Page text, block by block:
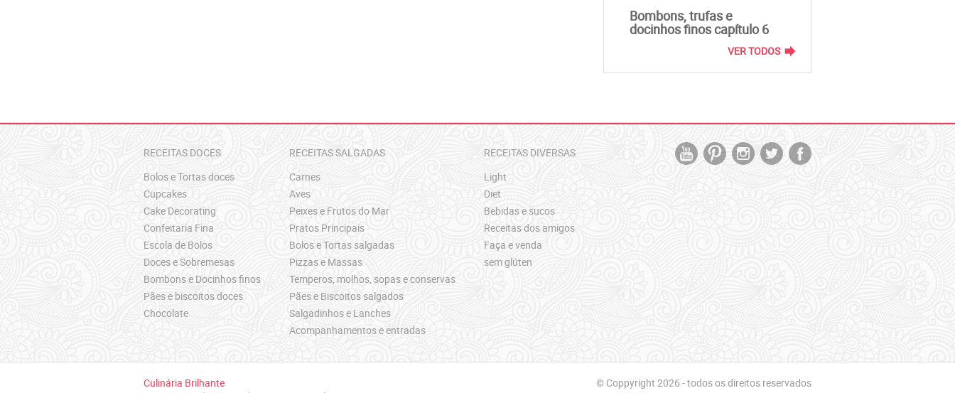
Bombons, trufas e
docinhos finos capítulo 6
VER TODOS forward
RECEITAS DOCES
Bolos e Tortas doces
Cupcakes
Cake Decorating
Confeitaria Fina
Escola de Bolos
Doces e Sobremesas
Bombons e Docinhos finos
Pães e biscoitos doces
Chocolate
RECEITAS SALGADAS
Carnes
Aves
Peixes e Frutos do Mar
Pratos Principais
Bolos e Tortas salgadas
Pizzas e Massas
Temperos, molhos, sopas e conservas
Pães e Biscoitos salgados
Salgadinhos e Lanches
Acompanhamentos e entradas
RECEITAS DIVERSAS
Light
Diet
Bebidas e sucos
Receitas dos amigos
Faça e venda
sem glúten
Culinária Brilhante © Coppyright 2026 - todos os direitos reservados